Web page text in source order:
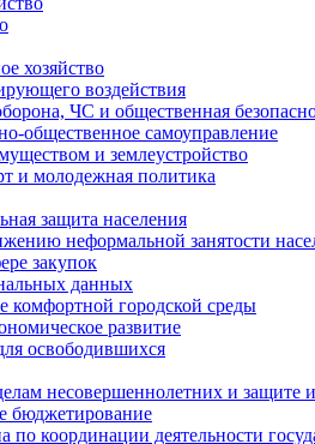
хозяйство
воздействия
ЧС и общественная
общественное самоуправление
и землеустройство
и молодежная политика
защита населения
неформальной занятости
закупок
данных
комфортной городской среды
развитие
освободившихся
несовершеннолетних и защите
бюджетирование
по координации деятельности